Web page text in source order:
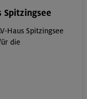
Spitzingsee
Haus Spitzingsee
die